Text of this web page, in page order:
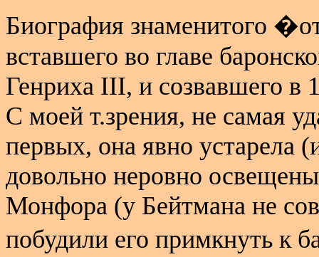
Биография знаменитого
вставшего во главе
Генриха III, и созвавшего в
С моей т.зрения, не самая
первых, она явно устарела
довольно неровно
Монфора (у Бейтмана не
побудили его примкнуть к